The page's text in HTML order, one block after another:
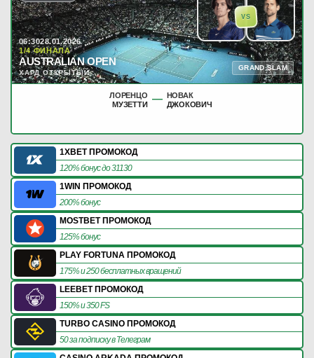
VS
06:3028.01.2026
1/4 ФИНАЛА
AUSTRALIAN OPEN
ХАРД ОТКРЫТЫЙ
GRAND SLAM
ЛОРЕНЦО
МУЗЕТТИ — НОВАК
ДЖОКОВИЧ
1XBET ПРОМОКОД
120% бонус до 31130
1WIN ПРОМОКОД
200% бонус
MOSTBET ПРОМОКОД
125% бонус
PLAY FORTUNA ПРОМОКОД
175% и 250 бесплатных вращений
LEEBET ПРОМОКОД
150% и 350 FS
TURBO CASINO ПРОМОКОД
50 за подписку в Телеграм